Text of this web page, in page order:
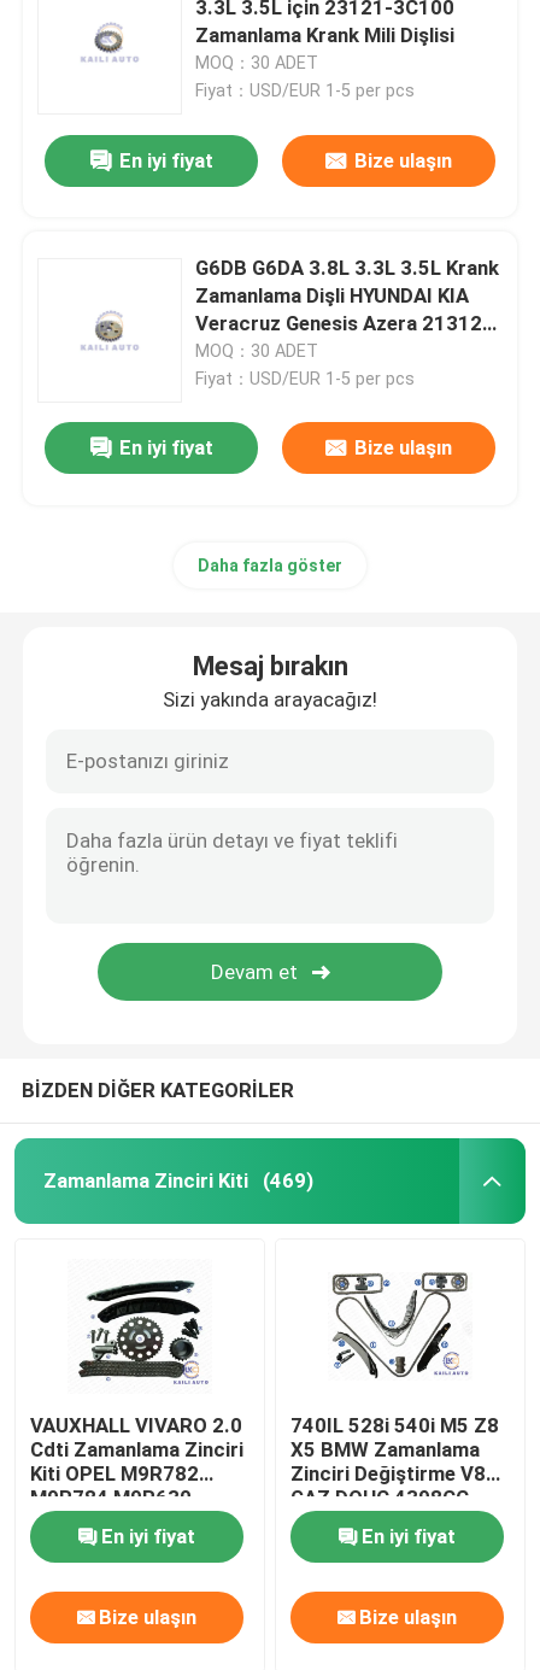
Eksantrik Mili Dişli Dişlisi
Krank Mili Zamanlama Dişlisi
Yağ Pompası Gergisi
3.3L 3.5L için 23121-3C100
Zamanlama Krank Mili Dişlisi
MOQ：30 ADET
Fiyat：USD/EUR 1-5 per pcs
En iyi fiyat Bize ulaşın
G6DB G6DA 3.8L 3.3L 3.5L Krank
Zamanlama Dişli HYUNDAI KIA
Veracruz Genesis Azera 21312-
3C100
MOQ：30 ADET
Fiyat：USD/EUR 1-5 per pcs
En iyi fiyat Bize ulaşın
Daha fazla göster
Mesaj bırakın
Sizi yakında arayacağız!
BİZDEN DİĞER KATEGORİLER
Zamanlama Zinciri Kiti (469)
VAUXHALL VIVARO 2.0
Cdti Zamanlama Zinciri
Kiti OPEL M9R782
M9R784 M9R630
M9R786 M9R788
8200343394 112L
8200918797
En iyi fiyat
Bize ulaşın
740IL 528i 540i M5 Z8
X5 BMW Zamanlama
Zinciri Değiştirme V8
GAZ DOHC 4398CC
11311741746
En iyi fiyat
Bize ulaşın